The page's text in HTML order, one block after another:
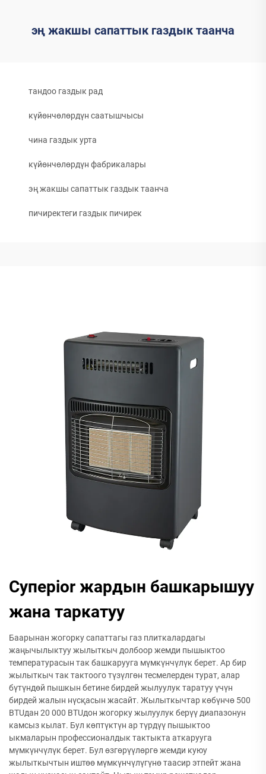
эң жакшы сапаттык газдык таанча
тандоо газдык рад
күйөнчөлөрдүн саатышчысы
чина газдык урта
күйөнчөлөрдүн фабрикалары
эң жакшы сапаттык газдык таанча
пичиректеги газдык пичирек
Суперior жардын башкарышуу
жана таркатуу
Баарынан жогорку сапаттагы газ плиткалардагы
жаңычылыктуу жылыткыч долбоор жемди пышыктоо
температурасын так башкарууга мүмкүнчүлүк берет. Ар бир
жылыткыч так тактоого түзүлгөн тесмелерден турат, алар
бүтүндөй пышкын бетине бирдей жылуулук таратуу үчүн
бирдей жалын нүсқасын жасайт. Жылыткычтар көбүнчө 500
BTUдан 20 000 BTUдон жогорку жылуулук берүү диапазонун
камсыз кылат. Бул көптүктүн ар түрдүү пышыктоо
ыкмаларын профессионалдык тактыкта аткарууга
мүмкүнчүлүк берет. Бул өзгөрүүлөргө жемди куюу
жылыткычтын иштөө мүмкүнчүлүгүнө таасир этпейт жана